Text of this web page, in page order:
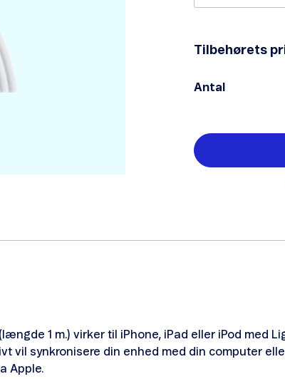
Tilbehørets
Antal
1 m.) virker til iPhone, iPad eller iPod med
vil synkronisere din enhed med din computer
Apple.